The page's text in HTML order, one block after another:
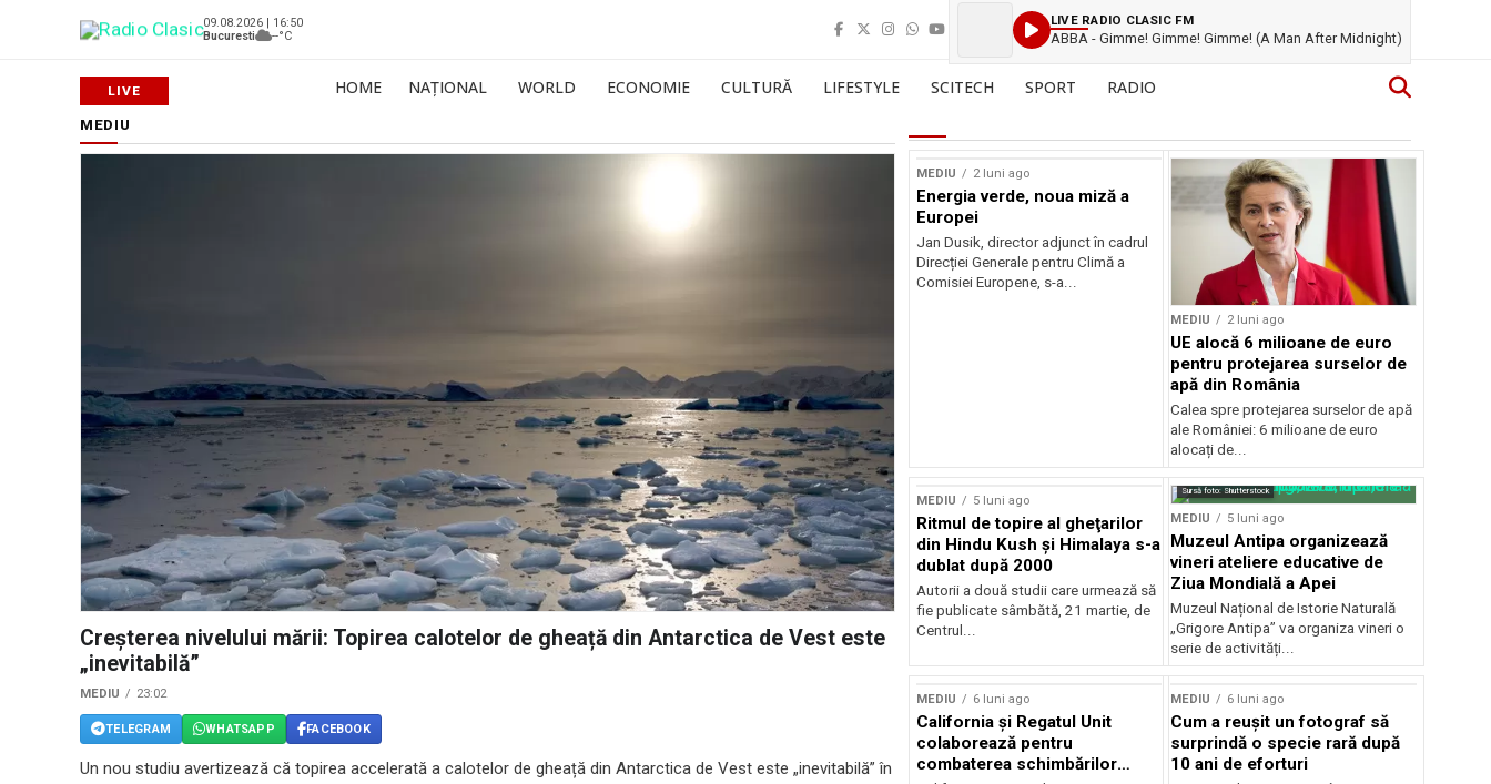
09.08.2026 | 16:50
Bucuresti
--°C
LIVE RADIO CLASIC FM
ABBA - Gimme! Gimme! Gimme! (A Man After Midnight)
HOME NAȚIONAL WORLD ECONOMIE CULTURĂ LIFESTYLE SCITECH SPORT RADIO
MEDIU
Creșterea nivelului mării: Topirea calotelor de gheață din Antarctica de Vest este
„inevitabilă”
MEDIU 23:02
TELEGRAM WHATSAPP FACEBOOK
Un nou studiu avertizează că topirea accelerată a calotelor de gheață din Antarctica de Vest este „inevitabilă” în
MEDIU 2 luni ago
Energia verde, noua miză a
Europei
Jan Dusik, director adjunct în cadrul
Direcției Generale pentru Climă a
Comisiei Europene, s-a...
MEDIU 2 luni ago
UE alocă 6 milioane de euro
pentru protejarea surselor de
apă din România
Calea spre protejarea surselor de apă
ale României: 6 milioane de euro
alocați de...
MEDIU 5 luni ago
Ritmul de topire al gheţarilor
din Hindu Kush şi Himalaya s-a
dublat după 2000
Autorii a două studii care urmează să
fie publicate sâmbătă, 21 martie, de
Centrul...
Sursă foto: Shutterstock
MEDIU 5 luni ago
Muzeul Antipa organizează
vineri ateliere educative de
Ziua Mondială a Apei
Muzeul Național de Istorie Naturală
„Grigore Antipa” va organiza vineri o
serie de activități...
MEDIU 6 luni ago
California și Regatul Unit
colaborează pentru
combaterea schimbărilor
MEDIU 6 luni ago
Cum a reușit un fotograf să
surprindă o specie rară după
10 ani de eforturi